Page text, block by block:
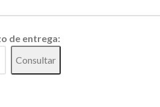
de entrega:
Consultar